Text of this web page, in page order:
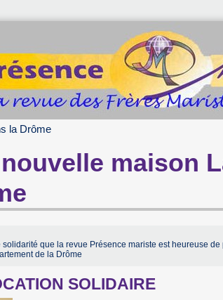
la Drôme
maison
solidarité que la revue Présence mariste est heureuse
de la Drôme
SOLIDAIRE